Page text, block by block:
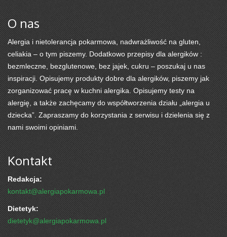
O nas
Alergia i nietolerancja pokarmowa, nadwrażliwość na gluten,
celiakia – o tym piszemy. Dodatkowo przepisy dla alergików :
bezmleczne, bezglutenowe, bez jajek, cukru – poszukaj u nas
inspiracji. Opisujemy produkty dobre dla alergików, piszemy jak
zorganizować pracę w kuchni alergika. Opisujemy testy na
alergię, a także zachęcamy do współtworzenia działu „alergia u
dziecka”. Zapraszamy do korzystania z serwisu i dzielenia się z
nami swoimi opiniami.
Kontakt
Redakcja:
kontakt@alergiapokarmowa.pl
Dietetyk:
dietetyk@alergiapokarmowa.pl